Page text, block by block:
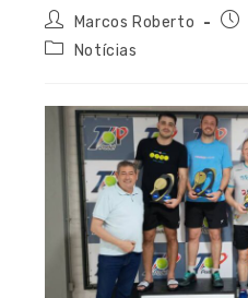
Marcos Roberto
Notícias